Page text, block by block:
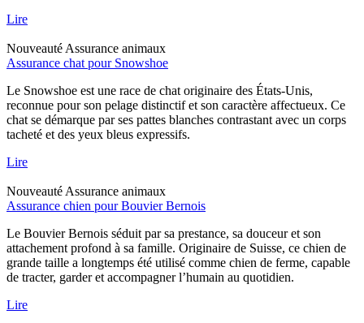
Lire
Nouveauté Assurance animaux
Assurance chat pour Snowshoe
Le Snowshoe est une race de chat originaire des États-Unis,
reconnue pour son pelage distinctif et son caractère affectueux. Ce
chat se démarque par ses pattes blanches contrastant avec un corps
tacheté et des yeux bleus expressifs.
Lire
Nouveauté Assurance animaux
Assurance chien pour Bouvier Bernois
Le Bouvier Bernois séduit par sa prestance, sa douceur et son
attachement profond à sa famille. Originaire de Suisse, ce chien de
grande taille a longtemps été utilisé comme chien de ferme, capable
de tracter, garder et accompagner l’humain au quotidien.
Lire